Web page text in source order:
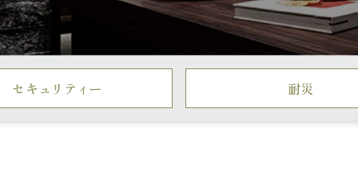
セキュリティー 耐災